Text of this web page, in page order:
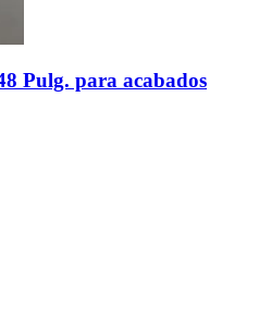
Pulg. para acabados